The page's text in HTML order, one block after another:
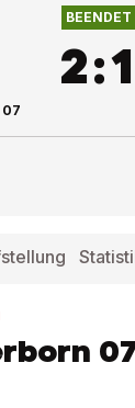
07
BEENDET
2:1